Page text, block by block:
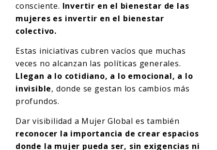
consciente. Invertir en el bienestar de las
mujeres es invertir en el bienestar
colectivo.
Estas iniciativas cubren vacíos que muchas
veces no alcanzan las políticas generales.
Llegan a lo cotidiano, a lo emocional, a lo
invisible, donde se gestan los cambios más
profundos.
Dar visibilidad a Mujer Global es también
reconocer la importancia de crear espacios
donde la mujer pueda ser, sin exigencias ni